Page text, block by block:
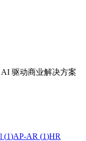
驱动商业解决方案
(1)AP-AR (1)HR